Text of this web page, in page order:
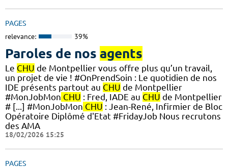
PAGES
relevance: 39%
Paroles de nos agents
Le CHU de Montpellier vous offre plus qu’un travail,
un projet de vie ! #OnPrendSoin : Le quotidien de nos
IDE présents partout au CHU de Montpellier
#MonJobMon CHU : Fred, IADE au CHU de Montpellier
# [...] #MonJobMon CHU : Jean-René, Infirmier de Bloc
Opératoire Diplômé d'Etat #FridayJob Nous recrutons
des AMA
18/02/2026 15:25
PAGES